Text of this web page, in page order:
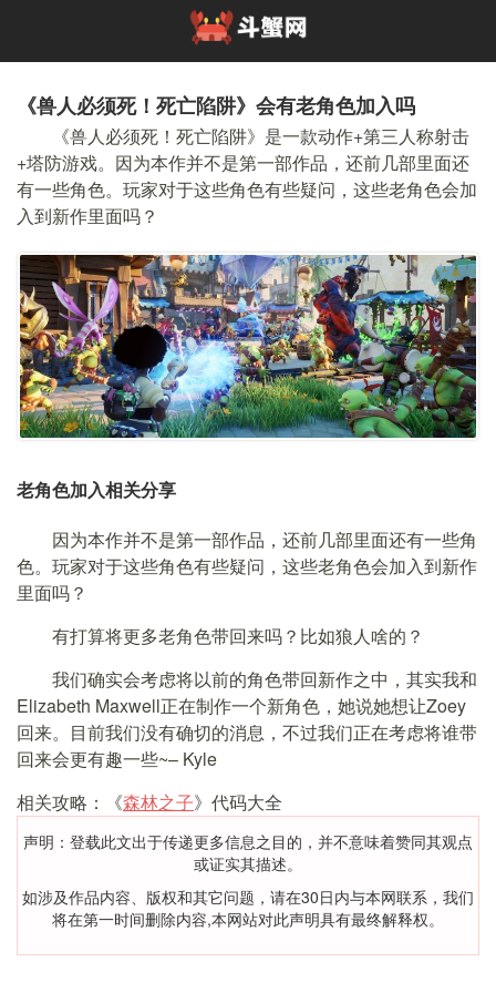
《兽人必须死！死亡陷阱》会有老角色加入吗
《兽人必须死！死亡陷阱》是一款动作+第三人称射击
+塔防游戏。因为本作并不是第一部作品，还前几部里面还
有一些角色。玩家对于这些角色有些疑问，这些老角色会加
入到新作里面吗？
老角色加入相关分享
因为本作并不是第一部作品，还前几部里面还有一些角
色。玩家对于这些角色有些疑问，这些老角色会加入到新作
里面吗？
有打算将更多老角色带回来吗？比如狼人啥的？
我们确实会考虑将以前的角色带回新作之中，其实我和
Elizabeth Maxwell正在制作一个新角色，她说她想让Zoey
回来。目前我们没有确切的消息，不过我们正在考虑将谁带
回来会更有趣一些~– Kyle
相关攻略：《森林之子》代码大全
声明：登载此文出于传递更多信息之目的，并不意味着赞同其观点
或证实其描述。
如涉及作品内容、版权和其它问题，请在30日内与本网联系，我们
将在第一时间删除内容,本网站对此声明具有最终解释权。